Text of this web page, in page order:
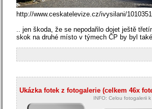
http://www.ceskatelevize.cz/ivysilani/
.. jen škoda, že se nepodařilo dojet ještě
skok na druhé místo v týmech ČP by byl
Ukázka fotek z fotogalerie (celkem 46x
INFO: Celou fotogalerii